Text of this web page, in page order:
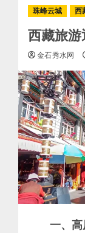
珠峰云城 西
西藏旅
金石秀水网
一、高